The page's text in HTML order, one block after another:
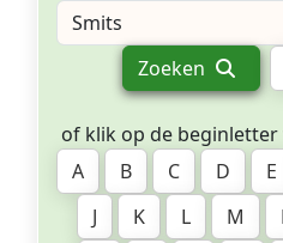
Zoeken
of klik op de beginletter
A
B C D E
J
K L M